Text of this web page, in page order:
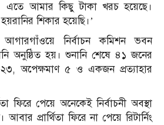
এতে আমার কিছু টাকা খরচ হয়েছে।
শিকার হয়েছি।’
নির্বাচন কমিশন ভবন
অনুষ্ঠিত হয়। শুনানি শেষে ৪১ জনের
২৩, অপেক্ষমাণ ৫ ও একজন প্রত্যাহার
ফিরে পেয়ে অনেকেই নির্বাচনী অবস্থা
প্রার্থিতা ফিরে না পেয়ে রিটার্নিং